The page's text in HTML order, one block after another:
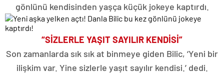
gönlünü kendisinden yaşça küçük jokeye kaptırdı.
“SİZLERLE YAŞIT SAYILIR KENDİSİ”
Son zamanlarda sık sık at binmeye giden Bilic, ‘Yeni bir
ilişkim var. Yine sizlerle yaşıt sayılır kendisi.’ dedi.